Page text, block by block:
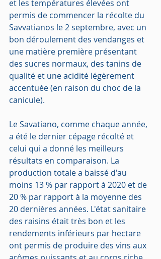
et les températures élevées ont
permis de commencer la récolte du
Savvatianos le 2 septembre, avec un
bon déroulement des vendanges et
une matière première présentant
des sucres normaux, des tanins de
qualité et une acidité légèrement
accentuée (en raison du choc de la
canicule).
Le Savatiano, comme chaque année,
a été le dernier cépage récolté et
celui qui a donné les meilleurs
résultats en comparaison. La
production totale a baissé d'au
moins 13 % par rapport à 2020 et de
20 % par rapport à la moyenne des
20 dernières années. L'état sanitaire
des raisins était très bon et les
rendements inférieurs par hectare
ont permis de produire des vins aux